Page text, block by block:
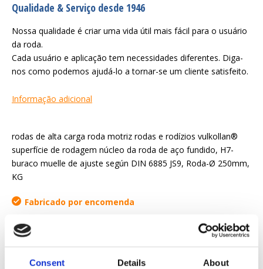
Consent Details About
Qualidade & Serviço desde 1946
Nossa qualidade é criar uma vida útil mais fácil para o usuário
da roda.
Cada usuário e aplicação tem necessidades diferentes. Diga-
nos como podemos ajudá-lo a tornar-se um cliente satisfeito.
Informação adicional
rodas de alta carga roda motriz rodas e rodízios vulkollan®
superfície de rodagem núcleo da roda de aço fundido, H7-
buraco muelle de ajuste según DIN 6885 JS9, Roda-Ø 250mm,
KG
Fabricado por encomenda